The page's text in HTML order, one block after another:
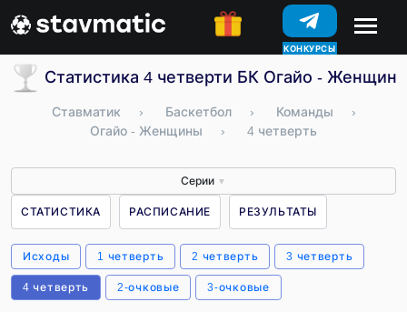
КОНКУРСЫ
Статистика 4 четверти БК Огайо -
Ставматик › Баскетбол › Команды
›
Огайо - Женщины
› 4 четверть
Серии ▼
СТАТИСТИКА РАСПИСАНИЕ РЕЗУЛЬТАТЫ
Исходы 1 четверть 2 четверть 3 четверть
4 четверть 2-очковые 3-очковые